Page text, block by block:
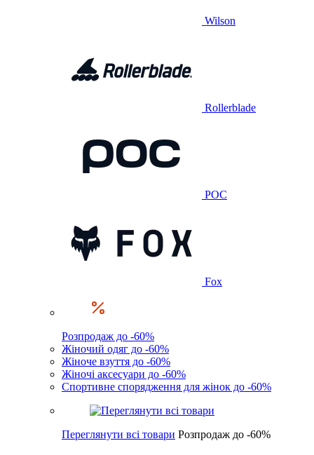
Wilson
Rollerblade
POC
Fox
Розпродаж до -60%
Жіночий одяг до -60%
Жіноче взуття до -60%
Жіночі аксесуари до -60%
Спортивне спорядження для жінок до -60%
Переглянути всі товари Розпродаж до -60%